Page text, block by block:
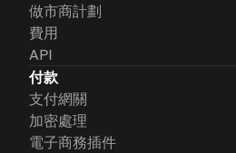
做市商計劃
費用
API
付款
支付網關
加密處理
電子商務插件